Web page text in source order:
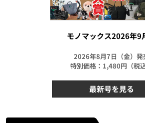
モノマックス2026年9
2026年8月7日（金）発
特別価格：1,480円（税込
最新号を見る